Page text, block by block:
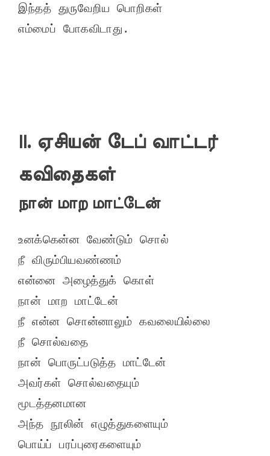
இந்தத் துருவேறிய பொறிகள்
II. ஏசியன் டேப் வாட்டர்
கவிதைகள்
நான் மாற மாட்டேன்
உனக்கென்ன வேண்டும் சொல்
நீ விரும்பியவண்ணம்
என்னை அழைத்துக் கொள்
நான் மாற மாட்டேன்
நீ என்ன சொன்னாலும் கவலையில்லை
நீ சொல்வதை
நான் பொருட்படுத்த மாட்டேன்
அவர்கள் சொல்வதையும்
மூடத்தனமான
அந்த நூலின் எழுத்துகளையும்
பொய்ப் பரப்புரைகளையும்